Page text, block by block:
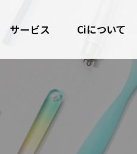
サービス Ciについて